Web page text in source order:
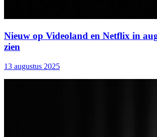
Nieuw op Videoland en Netflix in
zien
13 augustus 2025